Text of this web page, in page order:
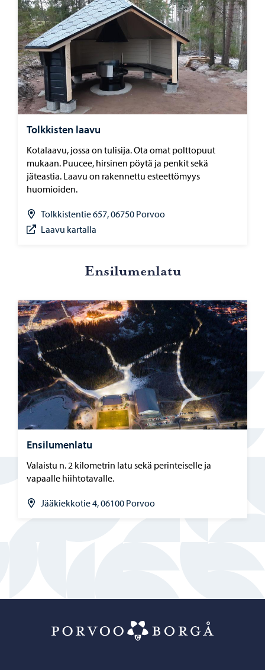
Tolkkisten laavu
Kotalaavu, jossa on tulisija. Ota omat polttopuut
mukaan. Puucee, hirsinen pöytä ja penkit sekä
jäteastia. Laavu on rakennettu esteettömyys
huomioiden.
Tolkkistentie 657, 06750 Porvoo
Laavu kartalla
En­si­lu­men­la­tu
Ensilumenlatu
Valaistu n. 2 kilometrin latu sekä perinteiselle ja
vapaalle hiihtotavalle.
Jääkiekkotie 4, 06100 Porvoo